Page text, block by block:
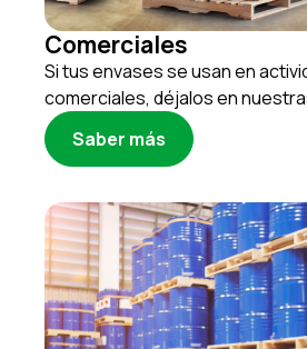
Comerciales
Si tus envases se usan en
comerciales, déjalos en
Saber más